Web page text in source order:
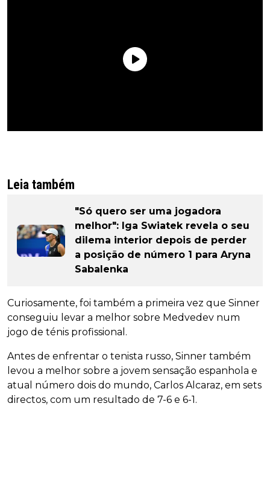
Leia também
"Só quero ser uma jogadora
melhor": Iga Swiatek revela o seu
dilema interior depois de perder
a posição de número 1 para Aryna
Sabalenka
Curiosamente, foi também a primeira vez que Sinner
conseguiu levar a melhor sobre Medvedev num
jogo de ténis profissional.
Antes de enfrentar o tenista russo, Sinner também
levou a melhor sobre a jovem sensação espanhola e
atual número dois do mundo, Carlos Alcaraz, em sets
directos, com um resultado de 7-6 e 6-1.